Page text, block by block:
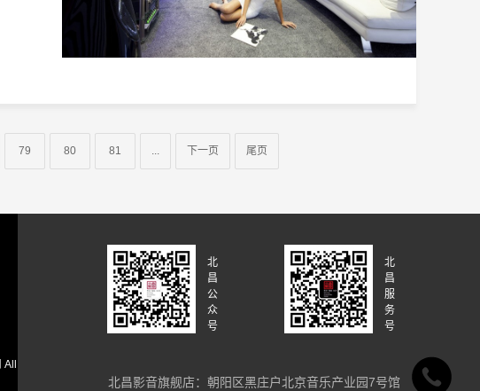
79 80 81 ... 下一页 尾页
All
北
昌
公
众
号
北
昌
服
务
号
北昌影音旗舰店：朝阳区黑庄户北京音乐产业园7号馆